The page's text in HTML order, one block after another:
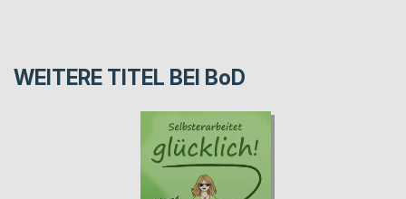
WEITERE TITEL BEI BoD